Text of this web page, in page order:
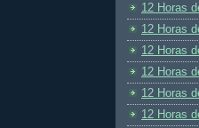
12 Horas
12 Horas
12 Horas
12 Horas
12 Horas
12 Horas